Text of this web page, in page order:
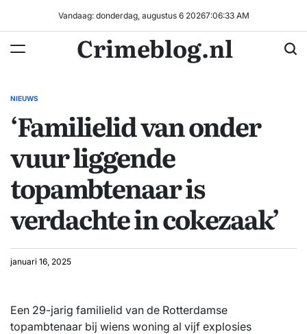
inhoud
Vandaag: donderdag, augustus 6 20267:06:33 AM
Crimeblog.nl
GEPLAATST
NIEUWS
‘Familielid van onder
vuur liggende
topambtenaar is
verdachte in cokezaak’
januari 16, 2025
Een 29-jarig familielid van de Rotterdamse
topambtenaar bij wiens woning al vijf explosies